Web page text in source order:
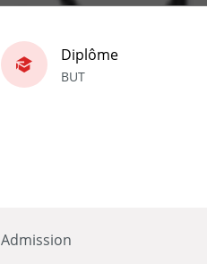
Diplôme
BUT
Admission